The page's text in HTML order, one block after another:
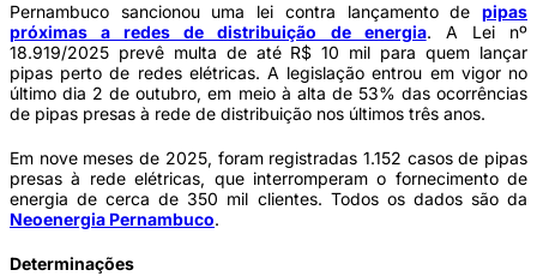
Pernambuco sancionou uma lei contra lançamento de pipas
próximas a redes de distribuição de energia. A Lei nº
18.919/2025 prevê multa de até R$ 10 mil para quem lançar
pipas perto de redes elétricas. A legislação entrou em vigor no
último dia 2 de outubro, em meio à alta de 53% das ocorrências
de pipas presas à rede de distribuição nos últimos três anos.
Em nove meses de 2025, foram registradas 1.152 casos de pipas
presas à rede elétricas, que interromperam o fornecimento de
energia de cerca de 350 mil clientes. Todos os dados são da
Neoenergia Pernambuco.
Determinações